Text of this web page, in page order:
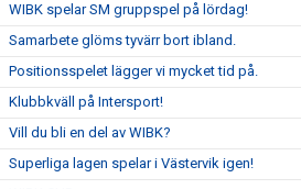
WIBK spelar SM gruppspel på lördag!
Samarbete glöms tyvärr bort ibland.
Positionsspelet lägger vi mycket tid på.
Klubbkväll på Intersport!
Vill du bli en del av WIBK?
Superliga lagen spelar i Västervik igen!